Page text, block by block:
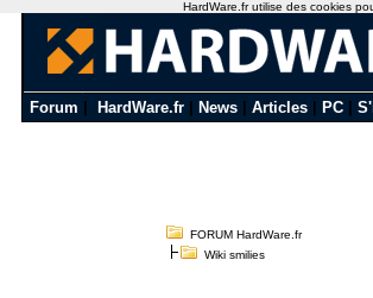
Forum HardWare.fr News Articles PC
FORUM HardWare.fr
Wiki smilies
HardWare.fr utilise des cookies